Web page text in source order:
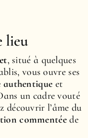
lieu
, situé à quelques
vous ouvre ses
authentique et
un cadre vouté
découvrir l’âme du
commentée de